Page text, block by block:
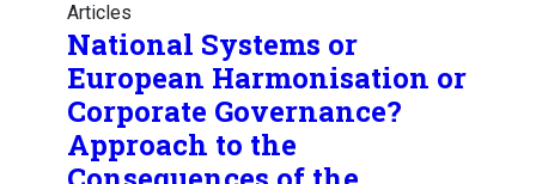
Articles
National Systems or
European Harmonisation or
Corporate Governance?
Approach to the